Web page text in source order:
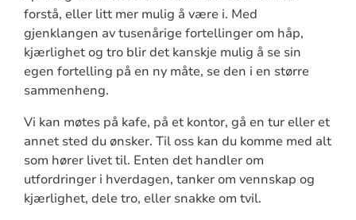
forstå, eller litt mer mulig å være i. Med
gjenklangen av tusenårige fortellinger om håp,
kjærlighet og tro blir det kanskje mulig å se sin
egen fortelling på en ny måte, se den i en større
sammenheng.
Vi kan møtes på kafe, på et kontor, gå en tur eller et
annet sted du ønsker. Til oss kan du komme med alt
som hører livet til. Enten det handler om
utfordringer i hverdagen, tanker om vennskap og
kjærlighet, dele tro, eller snakke om tvil.